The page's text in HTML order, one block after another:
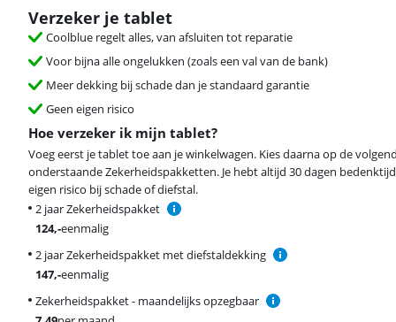
Verzeker je tablet
Coolblue regelt alles, van afsluiten tot reparatie
Voor bijna alle ongelukken (zoals een val van de bank)
Meer dekking bij schade dan je standaard garantie
Geen eigen risico
Hoe verzeker ik mijn tablet?
Voeg eerst je tablet toe aan je winkelwagen. Kies daarna op de
onderstaande Zekerheidspakketten. Je hebt altijd 30 dagen
eigen risico bij schade of diefstal.
2 jaar Zekerheidspakket
124,-eenmalig
2 jaar Zekerheidspakket met diefstaldekking
147,-eenmalig
Zekerheidspakket - maandelijks opzegbaar